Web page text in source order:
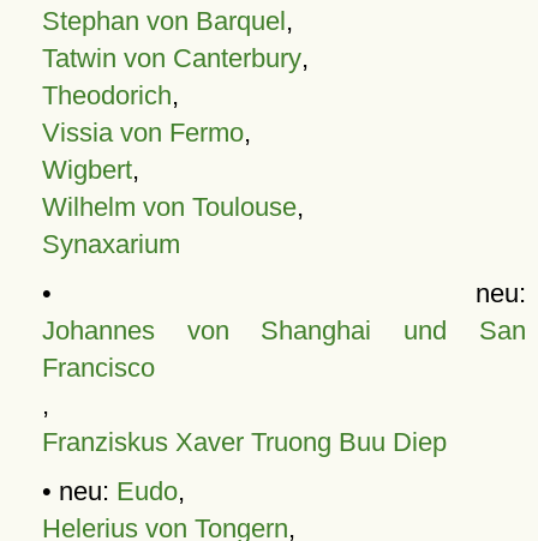
Stephan von Barquel,
Tatwin von Canterbury,
Theodorich,
Vissia von Fermo,
Wigbert,
Wilhelm von Toulouse,
Synaxarium
• neu:
Johannes von Shanghai und San
Francisco
,
Franziskus Xaver Truong Buu Diep
• neu: Eudo,
Helerius von Tongern,